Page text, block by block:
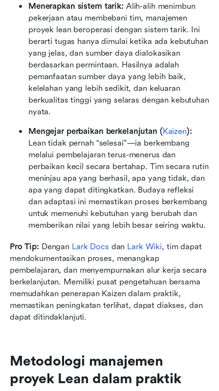
Menerapkan sistem tarik: Alih-alih menimbun
pekerjaan atau membebani tim, manajemen
proyek lean beroperasi dengan sistem tarik. Ini
berarti tugas hanya dimulai ketika ada kebutuhan
yang jelas, dan sumber daya dialokasikan
berdasarkan permintaan. Hasilnya adalah
pemanfaatan sumber daya yang lebih baik,
kelelahan yang lebih sedikit, dan keluaran
berkualitas tinggi yang selaras dengan kebutuhan
nyata.
Mengejar perbaikan berkelanjutan ( Kaizen
Lean tidak pernah “selesai”—ia berkembang
melalui pembelajaran terus-menerus dan
perbaikan kecil secara bertahap. Tim secara rutin
meninjau apa yang berhasil, apa yang tidak, dan
apa yang dapat ditingkatkan. Budaya refleksi
dan adaptasi ini memastikan proses berkembang
untuk memenuhi kebutuhan yang berubah dan
memberikan nilai yang lebih besar seiring waktu.
Pro Tip: Dengan Lark Docs dan Lark Wiki, tim dapat
mendokumentasikan proses, menangkap
pembelajaran, dan menyempurnakan alur kerja secara
berkelanjutan. Memiliki pusat pengetahuan bersama
memudahkan penerapan Kaizen dalam praktik,
memastikan peningkatan terlihat, dapat diakses, dan
dapat ditindaklanjuti.
Metodologi manajemen
proyek Lean dalam praktik